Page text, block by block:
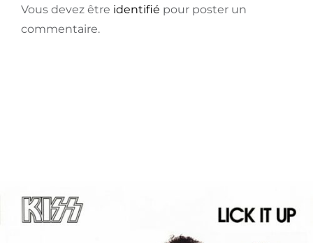
Vous devez être identifié pour poster un
commentaire.